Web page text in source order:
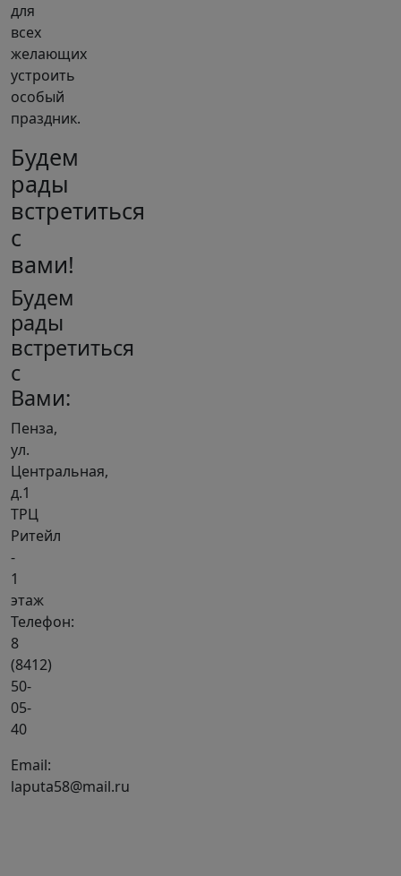
для
всех
желающих
устроить
особый
праздник.
Будем
рады
встретиться
с
вами!
Будем
рады
встретиться
с
Вами:
Пенза,
ул.
Центральная,
д.1
ТРЦ
Ритейл
-
1
этаж
Телефон:
8
(8412)
50-
05-
40
Email:
laputa58@mail.ru